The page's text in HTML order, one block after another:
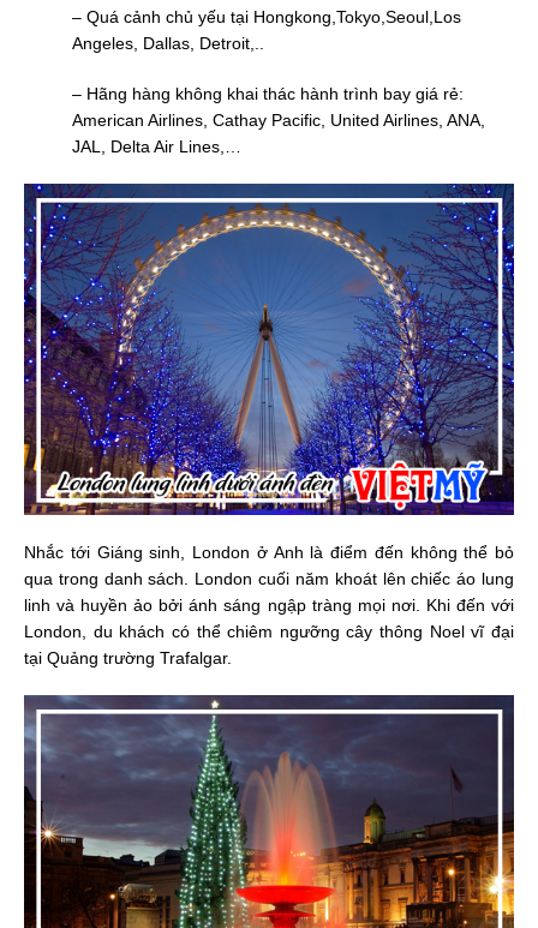
– Quá cảnh chủ yếu tại Hongkong,Tokyo,Seoul,Los
Angeles, Dallas, Detroit,..
– Hãng hàng không khai thác hành trình bay giá rẻ:
American Airlines, Cathay Pacific, United Airlines, ANA,
JAL, Delta Air Lines,…
Nhắc tới Giáng sinh, London ở Anh là điểm đến không thể bỏ
qua trong danh sách. London cuối năm khoát lên chiếc áo lung
linh và huyền ảo bởi ánh sáng ngập tràng mọi nơi. Khi đến với
London, du khách có thể chiêm ngưỡng cây thông Noel vĩ đại
tại Quảng trường Trafalgar.